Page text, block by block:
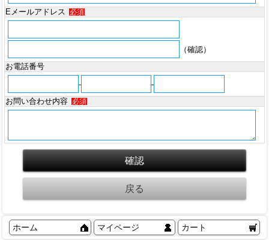
Eメールアドレス 必須
（確認）
お電話番号
-
-
お問い合わせ内容
必須
ホーム マイページ カート